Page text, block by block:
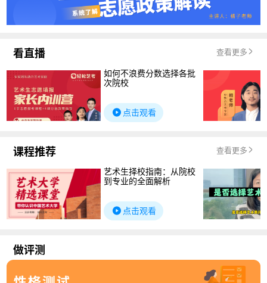
看直播 查看更多
如何不浪费分数选择各批
次院校
点击观看
课程推荐 查看更多
艺术生择校指南：从院校
到专业的全面解析
点击观看
做评测